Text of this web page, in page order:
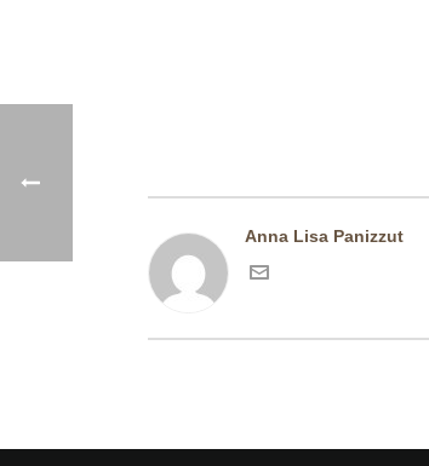
Anna Lisa Panizzut